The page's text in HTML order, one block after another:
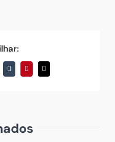
TumblrPinterestEmail
(necessário